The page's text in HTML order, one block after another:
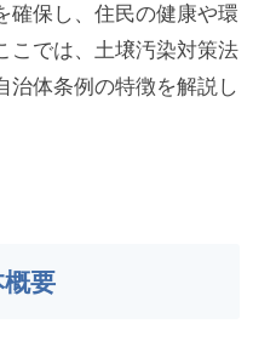
確保し、住民の健康や環
こでは、土壌汚染対策法
治体条例の特徴を解説し
要